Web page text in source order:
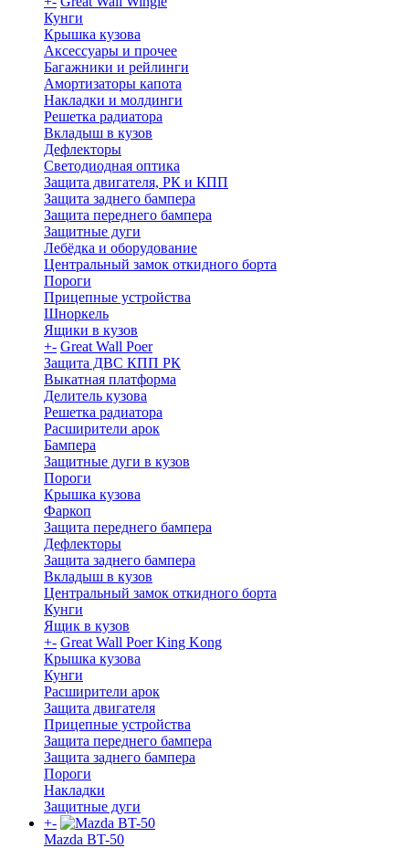
Кунги
Крышка кузова
Аксессуары и прочее
Багажники и рейлинги
Амортизаторы капота
Накладки и молдинги
Решетка радиатора
Вкладыш в кузов
Дефлекторы
Светодиодная оптика
Защита двигателя, РК и КПП
Защита заднего бампера
Защита переднего бампера
Защитные дуги
Лебёдка и оборудование
Центральный замок откидного борта
Пороги
Прицепные устройства
Шноркель
Ящики в кузов
+- Great Wall Poer
Защита ДВС КПП РК
Выкатная платформа
Делитель кузова
Решетка радиатора
Расширители арок
Бампера
Защитные дуги в кузов
Пороги
Крышка кузова
Фаркоп
Защита переднего бампера
Дефлекторы
Защита заднего бампера
Вкладыш в кузов
Центральный замок откидного борта
Кунги
Ящик в кузов
+- Great Wall Poer King Kong
Крышка кузова
Кунги
Расширители арок
Защита двигателя
Прицепные устройства
Защита переднего бампера
Защита заднего бампера
Пороги
Накладки
Защитные дуги
+-
Mazda BT-50